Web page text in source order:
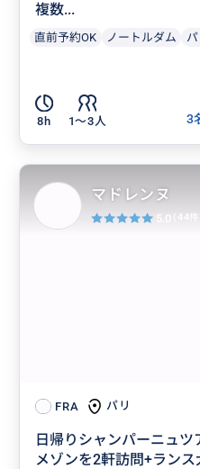
複数...
直前予約OK ノートルダム
8h 1〜3人
3
FRA パリ
日帰りシャンパーニュツ
メゾンを2軒訪問+ラン
マドレンヌ
5.0 (44